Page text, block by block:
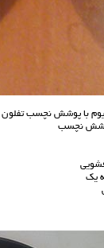
با پوشش نچسب
نچسب
یک